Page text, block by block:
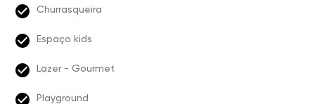
Churrasqueira
Espaço kids
Lazer - Gourmet
Playground